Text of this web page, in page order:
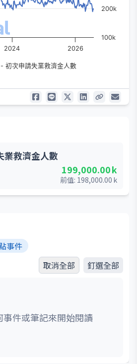
初次申請失業救濟金人數
2024 2026
100k
200k
業救濟金人數
199,000.00k
前值: 198,000.00 k
事件
取消全部
釘選全部
事件或筆記來開始閱讀